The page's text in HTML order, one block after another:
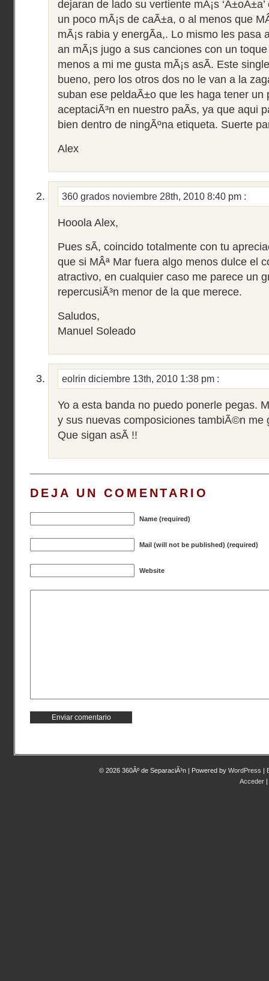
dejaran de lado su vertiente mÃ¡s
un poco mÃ¡s de caÃ±a, o al menos que
mÃ¡s rabia y energÃ­a,. Lo mismo les pasa
an mÃ¡s jugo a sus canciones con un
menos a mi me gusta mÃ¡s asÃ­. Este
bueno, pero los otros dos no le van a la
suban ese peldaÃ±o que les haga tener un
aceptaciÃ³n en nuestro paÃ­s, ya que aqui
bien dentro de ningÃºna etiqueta. Suerte
Alex
360 grados noviembre 28th, 2010 8:40 pm :
Hooola Alex,
Pues sÃ­, coincido totalmente con tu
que si MÂª Mar fuera algo menos dulce el
atractivo, en cualquier caso me parece un
repercusiÃ³n menor de la que merece.
Saludos,
Manuel Soleado
eolrin diciembre 13th, 2010 1:38 pm :
Yo a esta banda no puedo ponerle pegas.
y sus nuevas composiciones tambiÃ©n me
Que sigan asÃ­ !!
DEJA UN COMENTARIO
Name (required)
Mail (will not be published) (required)
Website
© 2026 360Âº de SeparaciÃ³n | Powered by WordPress |
Acceder